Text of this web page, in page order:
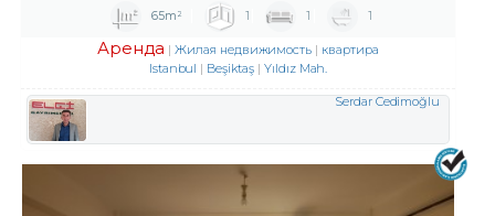
65m² 1 1 1
Аренда Жилая недвижимость
квартира
Istanbul
Beşiktaş Yıldız Mah.
Serdar Cedimoğlu